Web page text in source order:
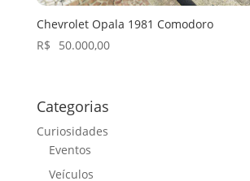
Chevrolet Opala 1981 Comodoro
R$
50.000,00
Categorias
Curiosidades
Eventos
Veículos